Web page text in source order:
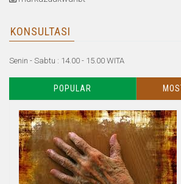
KONSULTASI
Senin - Sabtu : 14.00 - 15.00 WITA
POPULAR